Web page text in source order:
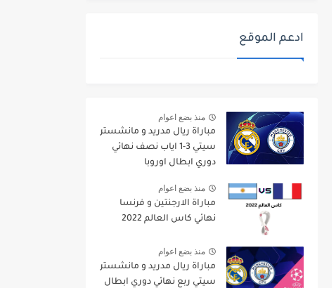
ادعم الموقع
منذ بضع اعوام
مباراة ريال مدريد و مانشستر
سيتي 3-1 اياب نصف نهائي
دوري ابطال اوروبا
منذ بضع اعوام
مباراة الارجنتين و فرنسا
نهائي كاس العالم 2022
منذ بضع اعوام
مباراة ريال مدريد و مانشستر
سيتي ربع نهائي دوري ابطال